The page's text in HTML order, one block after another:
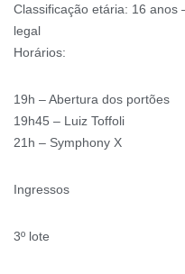
Classificação etária: 16 anos
legal
Horários:
19h – Abertura dos portões
19h45 – Luiz Toffoli
21h – Symphony X
Ingressos
3º lote